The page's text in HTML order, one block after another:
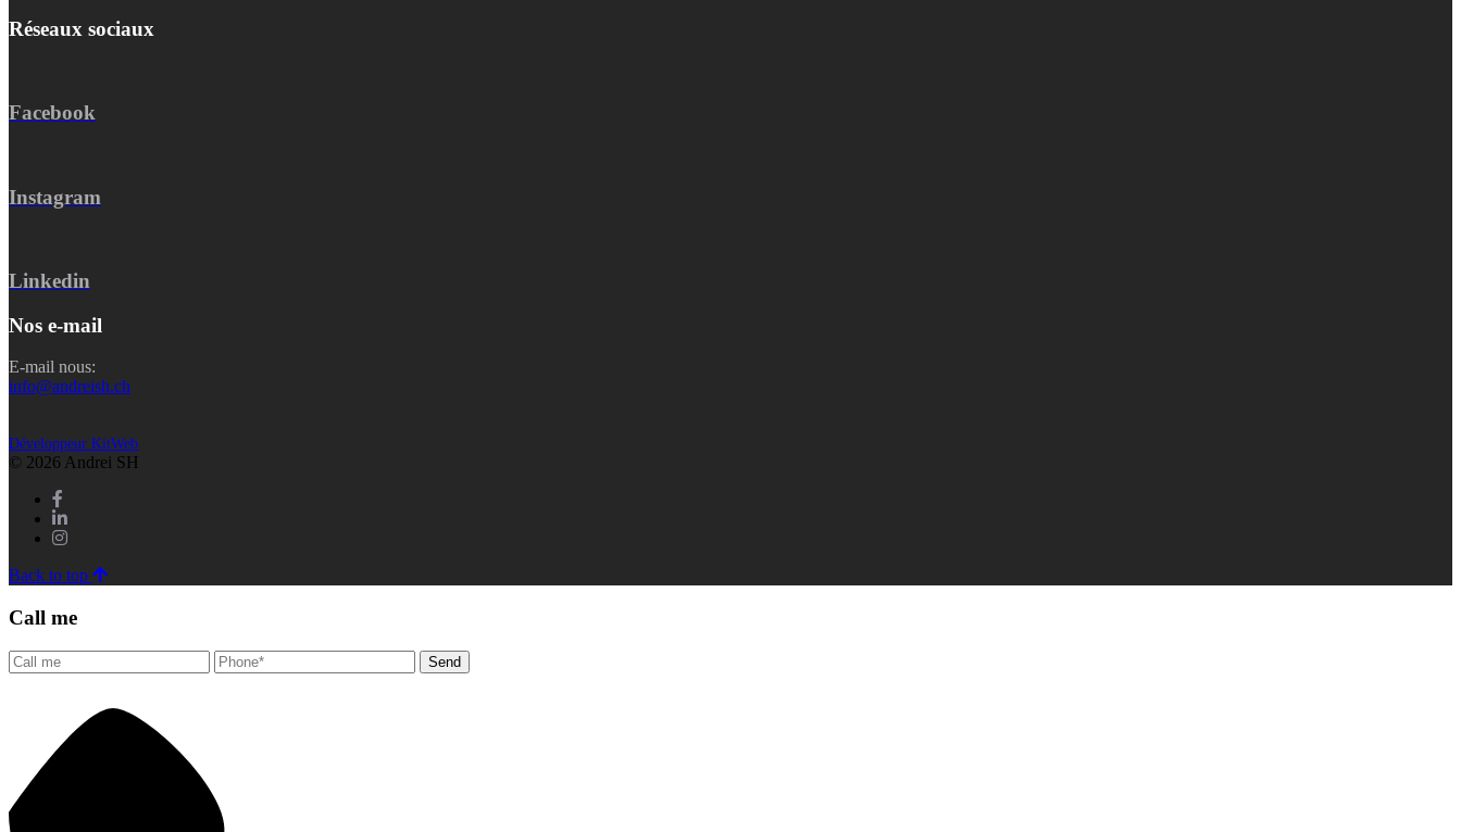
Réseaux sociaux
Facebook
Instagram
Linkedin
Nos e-mail
E-mail nous:
info@andreish.ch
Développeur KitWeb
© 2026 Andrei SH
Back to top
Call me
Send